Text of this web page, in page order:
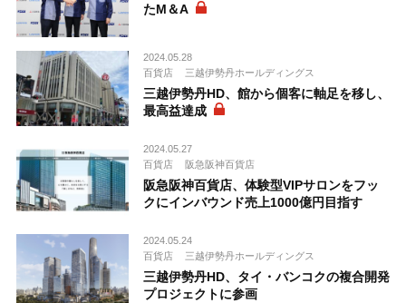
たM＆A
2024.05.28
百貨店
三越伊勢丹ホールディングス
三越伊勢丹HD、館から個客に軸足を移し、
最高益達成
2024.05.27
百貨店
阪急阪神百貨店
阪急阪神百貨店、体験型VIPサロンをフッ
クにインバウンド売上1000億円目指す
2024.05.24
百貨店
三越伊勢丹ホールディングス
三越伊勢丹HD、タイ・バンコクの複合開発
プロジェクトに参画